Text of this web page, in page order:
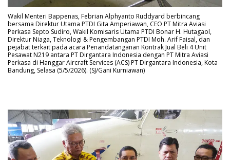
Wakil Menteri Bappenas, Febrian Alphyanto Ruddyard berbincang
bersama Direktur Utama PTDI Gita Amperiawan, CEO PT Mitra Aviasi
Perkasa Septo Sudiro, Wakil Komisaris Utama PTDI Bonar H. Hutagaol,
Direktur Niaga, Teknologi & Pengembangan PTDI Moh. Arif Faisal, dan
pejabat terkait pada acara Penandatanganan Kontrak Jual Beli 4 Unit
Pesawat N219 antara PT Dirgantara Indonesia dengan PT Mitra Aviasi
Perkasa di Hanggar Aircraft Services (ACS) PT Dirgantara Indonesia, Kota
Bandung, Selasa (5/5/2026). (SJ/Gani Kurniawan)